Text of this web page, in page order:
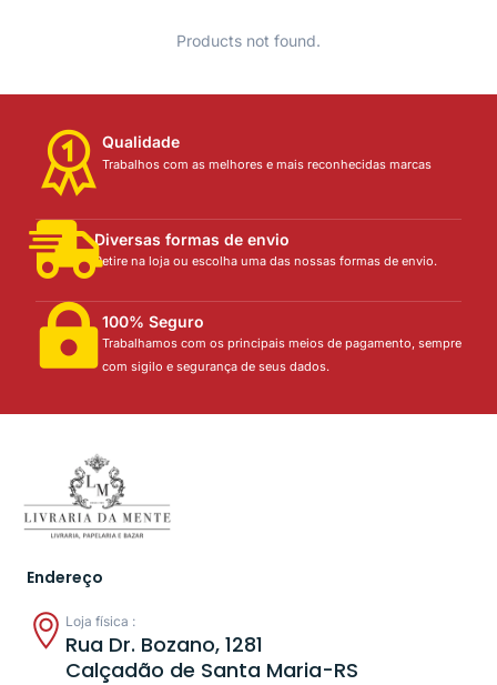
Products not found.
Qualidade
Trabalhos com as melhores e mais reconhecidas marcas
Diversas formas de envio
Retire na loja ou escolha uma das nossas formas de envio.
100% Seguro
Trabalhamos com os principais meios de pagamento, sempre
com sigilo e segurança de seus dados.
Endereço
Loja física :
Rua Dr. Bozano, 1281
Calçadão de Santa Maria-RS